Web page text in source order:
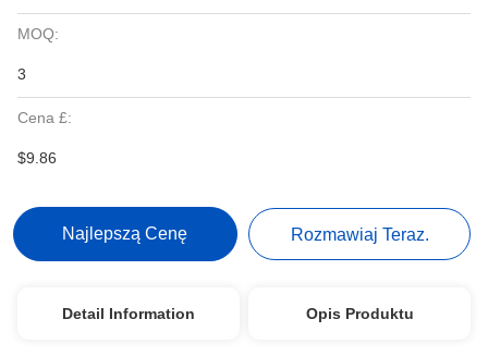
MOQ:
3
Cena £:
$9.86
Najlepszą Cenę Rozmawiaj Teraz.
Detail Information Opis Produktu